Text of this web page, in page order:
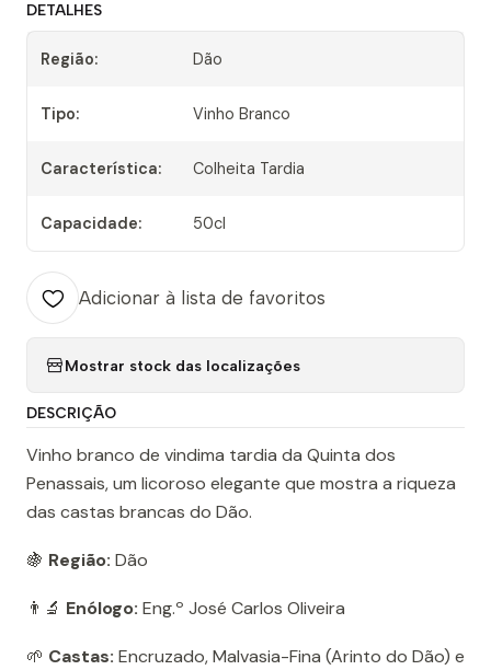
DETALHES
Região: Dão
Tipo: Vinho Branco
Característica: Colheita Tardia
Capacidade: 50cl
Adicionar à lista de favoritos
Mostrar stock das localizações
DESCRIÇÃO
Vinho branco de vindima tardia da Quinta dos
Penassais, um licoroso elegante que mostra a riqueza
das castas brancas do Dão.
🍇 Região: Dão
👨‍🔬 Enólogo: Eng.º José Carlos Oliveira
🌱 Castas: Encruzado, Malvasia-Fina (Arinto do Dão) e